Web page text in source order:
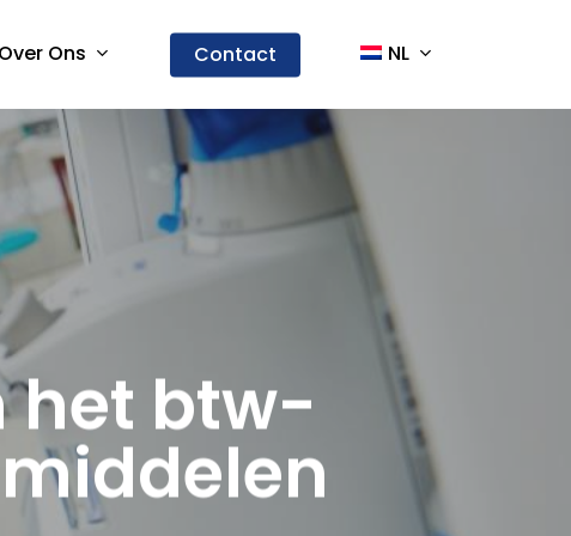
Over Ons Contact NL
het btw-